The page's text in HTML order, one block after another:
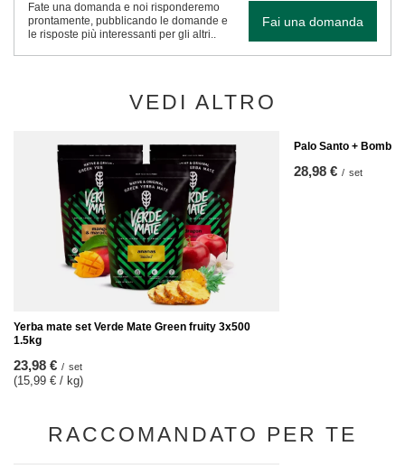
Fate una domanda e noi risponderemo
prontamente, pubblicando le domande e
le risposte più interessanti per gli altri..
Fai una domanda
VEDI ALTRO
Yerba mate set Verde Mate Green fruity 3x500
1.5kg
23,98 € / set
(15,99 € / kg)
Palo Santo +
28,98 € / set
RACCOMANDATO PER TE